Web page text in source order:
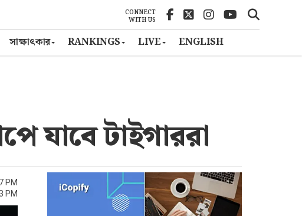
CONNECT
WITH US
সাক্ষাৎকার RANKINGS LIVE ENGLISH
যাবে টাইগাররা
PM
PM